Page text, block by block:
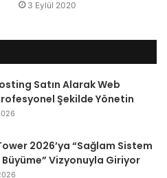
3 Eylül 2020
Satın Alarak Web
Şekilde Yönetin
2026’ya “Sağlam Sistem
Büyüme” Vizyonuyla Giriyor